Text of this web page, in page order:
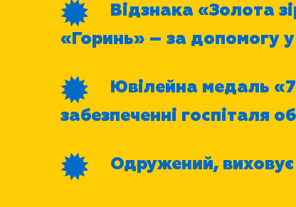
Відзнака «Золота
«Горинь» – за допомогу у
Ювілейна медаль
забезпеченні госпіталя
Одружений, виховує